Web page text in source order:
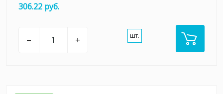
306.22 руб.
– + шт.